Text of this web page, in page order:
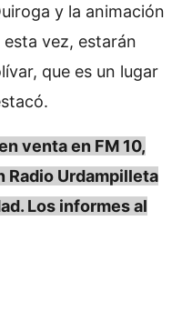
y la animación
vez, estarán
que es un lugar
venta en FM 10,
Radio Urdampilleta
Los informes al